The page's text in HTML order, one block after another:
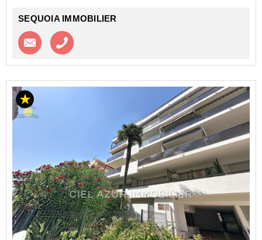
SEQUOIA IMMOBILIER
Contacter l'agence